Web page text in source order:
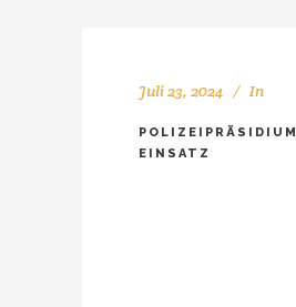
Juli 23, 2024 In
POLIZEIPRÄSIDIUM
EINSATZ